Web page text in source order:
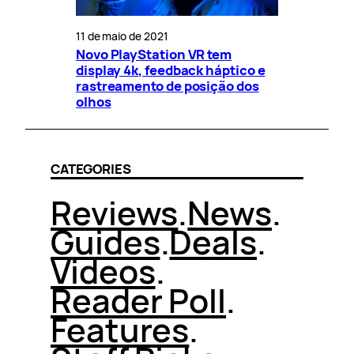
11 de maio de 2021
Novo PlayStation VR tem
display 4k, feedback háptico e
rastreamento de posição dos
olhos
CATEGORIES
Reviews.News.
Guides.Deals.
Videos.
Reader Poll.
Features.